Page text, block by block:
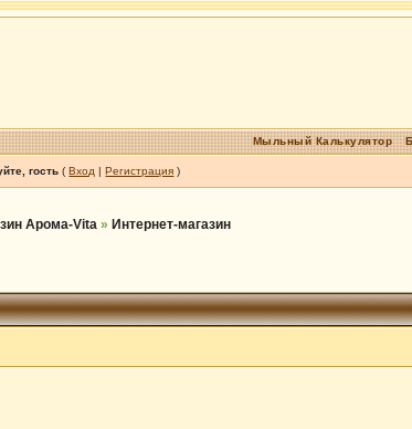
Мыльный Калькулятор
гость (Вход |Регистрация )
Арома-Vita » Интернет-магазин